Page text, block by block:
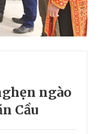
ngào
Cầu